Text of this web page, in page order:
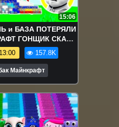
15:06
и БАЗА ПОТЕРЯЛИ
ГОНЩИК СКАЙ
КРЕПЫШ
157.8K
Майнкрафт